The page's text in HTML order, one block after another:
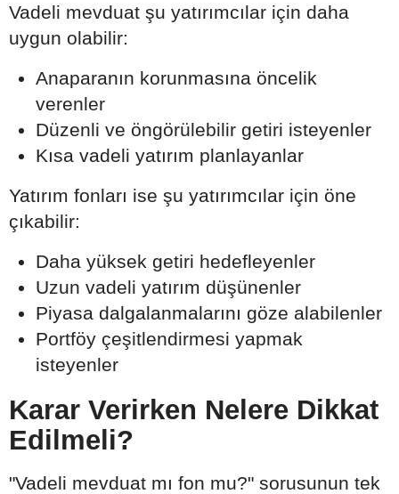
Vadeli mevduat şu yatırımcılar için daha
uygun olabilir:
Anaparanın korunmasına öncelik
verenler
Düzenli ve öngörülebilir getiri isteyenler
Kısa vadeli yatırım planlayanlar
Yatırım fonları ise şu yatırımcılar için öne
çıkabilir:
Daha yüksek getiri hedefleyenler
Uzun vadeli yatırım düşünenler
Piyasa dalgalanmalarını göze alabilenler
Portföy çeşitlendirmesi yapmak
isteyenler
Karar Verirken Nelere Dikkat
Edilmeli?
"Vadeli mevduat mı fon mu?" sorusunun tek